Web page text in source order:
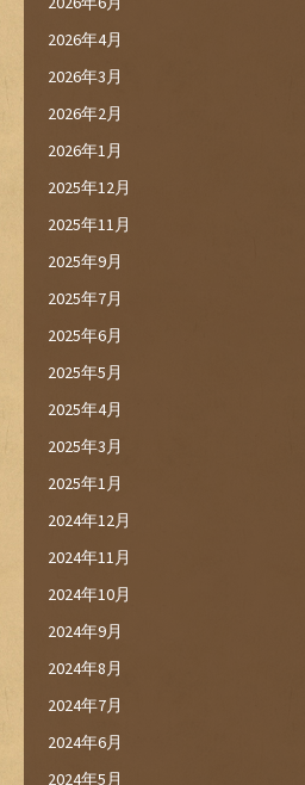
2026年4月
2026年3月
2026年2月
2026年1月
2025年12月
2025年11月
2025年9月
2025年7月
2025年6月
2025年5月
2025年4月
2025年3月
2025年1月
2024年12月
2024年11月
2024年10月
2024年9月
2024年8月
2024年7月
2024年6月
2024年5月